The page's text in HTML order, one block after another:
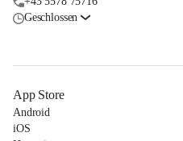
Geschlossen
App Store
Android
iOS